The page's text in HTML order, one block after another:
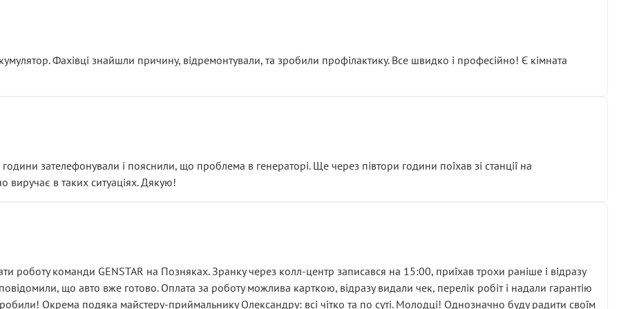
із головним гальмівним циліндром у зборі.
і тоді сервіс наче справив хороше враження. Але згодом знайшов декілька гайок під лобовим склом. Мені
хвилюватися. ( надіюсь новий власник, не застяг в полі))
підірвав.
а “аби швидше і дорожче”. Саме це і псує загальне враження та бажання повертатися.
Фахівці знайшли причину, відремонтували, та зробили профілактику. Все швидко і професійно! Є кімната
зателефонували і пояснили, що проблема в генераторі. Ще через півтори години поїхав зі станції на
виручає в таких ситуаціях. Дякую!
роботу команди GENSTAR на Позняках. Зранку через колл-центр записався на 15:00, приїхав трохи раніше і відразу
що авто вже готово. Оплата за роботу можлива карткою, відразу видали чек, перелік робіт і надали гарантію
Окрема подяка майстеру-приймальнику Олександру: всі чітко та по суті. Молодці! Однозначно буду радити своїм